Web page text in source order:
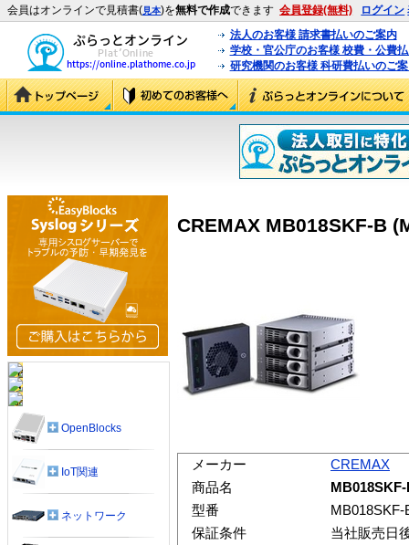
会員はオンラインで見積書(見本)を無料で作成できます 会員登録(無料) ログイン
法人のお客様 請求書払いのご案内
学校・官公庁のお客様 校費・公費
研究機関のお客様 科研費払いのご
CREMAX MB018SKF-B
メーカー
CREMAX
商品名
型番
MB018SKF-
保証条件
当社販売日
OpenBlocks
IoT関連
ネットワーク